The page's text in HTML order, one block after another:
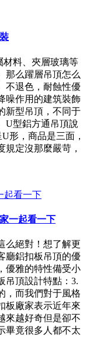
材料、夾層玻璃等
那么躍層吊頂怎么
不退色，耐蝕性優
噪作用的建筑裝飾
新型吊頂，不同于
U型鋁方通吊頂說
形，商品是三面，
定沒那麼嚴苛，
一起看一下
么絕對！想了解更
廳鋁扣板吊頂的優
優雅的特性備受小
吊頂設計特點：3.
，而我們對于風格
板廠家表示近年來
來越好奇但是卻不
畢竟很多人都不太